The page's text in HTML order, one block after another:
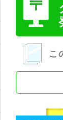
こ